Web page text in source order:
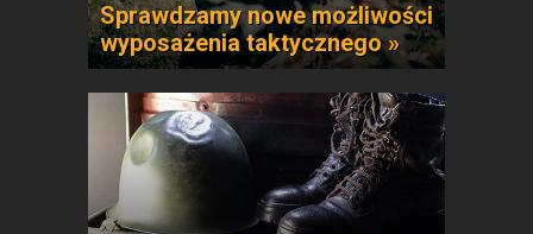
Sprawdzamy nowe możliwości
wyposażenia taktycznego »